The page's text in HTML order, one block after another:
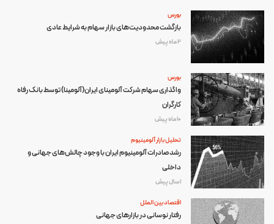
بورس
بازگشت محدودیت‌های بازار سهام به شرایط عادی
2 ماه پیش
بورس
واگذاری سهام شرکت آلومینای ایران(آلومینا) توسط بانک رفاه
کارگران
10 ماه پیش
تحلیل بازار آلومینیوم
رشد صادرات آلومینیوم ایران با وجود چالش‌های جهانی و
داخلی
1 سال پیش
اقتصاد بین الملل
رفتار نوسانی در بازارهای جهانی